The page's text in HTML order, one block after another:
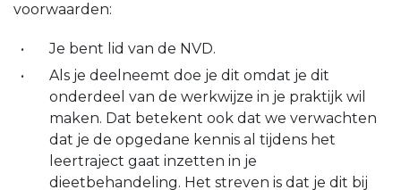
voorwaarden:
Je bent lid van de NVD.
Als je deelneemt doe je dit omdat je dit
onderdeel van de werkwijze in je praktijk wil
maken. Dat betekent ook dat we verwachten
dat je de opgedane kennis al tijdens het
leertraject gaat inzetten in je
dieetbehandeling. Het streven is dat je dit bij